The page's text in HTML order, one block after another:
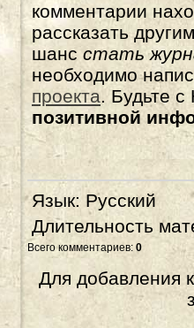
комментарии
рассказать
шанс стать
необходимо
проекта. Будьте
позитивной
Язык: Русский
Длительность
Всего комментариев: 0
Для добавления